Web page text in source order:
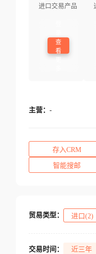
进口交易产品
查
看
主营： -
存入CRM
智能搜邮
贸易类型： 进口(2)
交易时间： 近三年